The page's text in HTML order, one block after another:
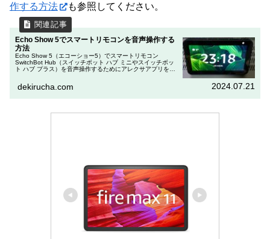
作する方法
も参照してください。
Echo Show 5でスマートリモコンを音声操作する
方法
Echo Show 5（エコーショー5）でスマートリモコン
SwitchBot Hub（スイッチボット ハブ ミニやスイッチボッ
ト ハブ プラス）を音声操作するためにアレクサアプリを設
dekirucha.com 2024.07.21